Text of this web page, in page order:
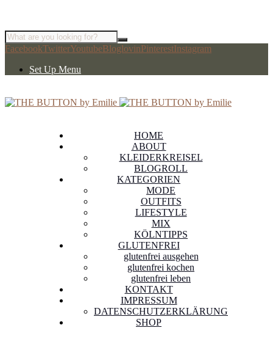
FacebookTwitterYoutubeBloglovinPinterestInstagram
Set Up Menu
HOME
ABOUT
KLEIDERKREISEL
BLOGROLL
KATEGORIEN
MODE
OUTFITS
LIFESTYLE
MIX
KÖLNTIPPS
GLUTENFREI
glutenfrei ausgehen
glutenfrei kochen
glutenfrei leben
KONTAKT
IMPRESSUM
DATENSCHUTZERKLÄRUNG
SHOP